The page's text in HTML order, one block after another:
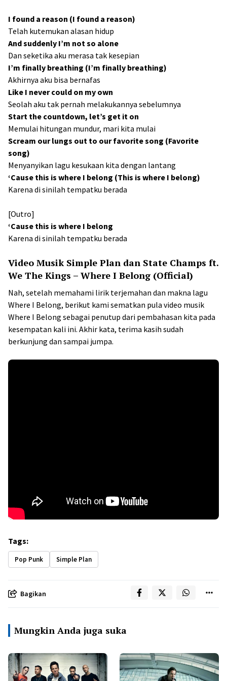
I found a reason (I found a reason)
Telah kutemukan alasan hidup
And suddenly I’m not so alone
Dan seketika aku merasa tak kesepian
I’m finally breathing (I’m finally breathing)
Akhirnya aku bisa bernafas
Like I never could on my own
Seolah aku tak pernah melakukannya sebelumnya
Start the countdown, let’s get it on
Memulai hitungan mundur, mari kita mulai
Scream our lungs out to our favorite song (Favorite
song)
Menyanyikan lagu kesukaan kita dengan lantang
‘Cause this is where I belong (This is where I belong)
Karena di sinilah tempatku berada
[Outro]
‘Cause this is where I belong
Karena di sinilah tempatku berada
Video Musik Simple Plan dan State Champs ft.
We The Kings – Where I Belong (Official)
Nah, setelah memahami lirik terjemahan dan makna lagu
Where I Belong, berikut kami sematkan pula video musik
Where I Belong sebagai penutup dari pembahasan kita pada
kesempatan kali ini. Akhir kata, terima kasih sudah
berkunjung dan sampai jumpa.
Tags:
Pop Punk Simple Plan
Bagikan
Mungkin Anda juga suka